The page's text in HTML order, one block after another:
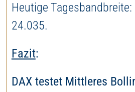
Heutige
24.035.
Fazit:
DAX testet Mittleres